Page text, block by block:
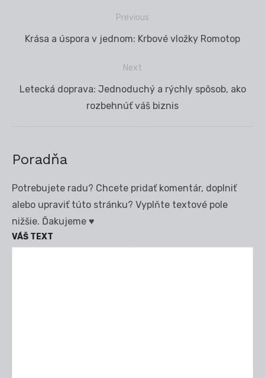
Previous
Previous
Krása a úspora v jednom: Krbové vložky Romotop
Next
Next
Letecká doprava: Jednoduchý a rýchly spôsob, ako
rozbehnúť váš biznis
Poradňa
Potrebujete radu? Chcete pridať komentár, doplniť
alebo upraviť túto stránku? Vyplňte textové pole
nižšie. Ďakujeme ♥
VÁŠ TEXT